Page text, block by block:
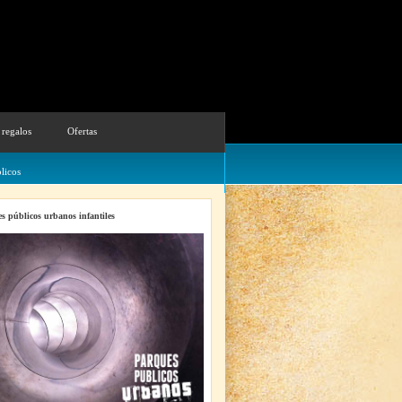
Ofertas
públicos urbanos infantiles